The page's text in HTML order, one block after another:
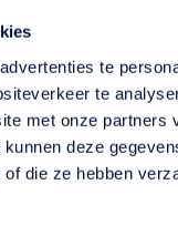
te
te
met onze partners
deze
die ze hebben